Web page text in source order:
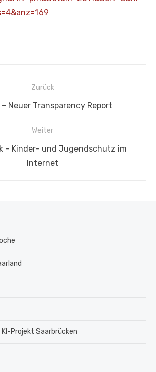
Zurück
– Neuer Transparency Report
Weiter
– Kinder- und Jugendschutz im
Internet
Projekt Saarbrücken